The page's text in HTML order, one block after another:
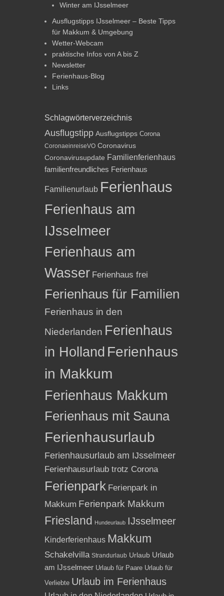
Winter am IJsselmeer
Ausflugstipps IJsselmeer – Beste Tipps
für Makkum & Umgebung
Wetter-Webcam
praktische Infos von A bis Z
Newsletter
Ferienhaus-Blog
Links
Schlagwörterverzeichnis
Ausflugstipp Ausflugstipps Corona
CoronaeinreiseVO Coronavirus
Coronavirusupdate Familienferienhaus
familienfreundliches Ferienhaus
Familienurlaub Ferienhaus
Ferienhaus am
IJsselmeer
Ferienhaus am
Wasser Ferienhaus frei
Ferienhaus für Familien
Ferienhaus in den
Niederlanden Ferienhaus
in Holland Ferienhaus
in Makkum
Ferienhaus Makkum
Ferienhaus mit Sauna
Ferienhausurlaub
Ferienhausurlaub am IJsselmeer
Ferienhausurlaub trotz Corona
Ferienpark Ferienpark in
Makkum Ferienpark Makkum
Friesland Hundeurlaub IJsselmeer
Kinderferienhaus Makkum
Schakelvilla Strandurlaub Urlaub Urlaub
am IJsselmeer Urlaub für Paare Urlaub für
Verliebte Urlaub im Ferienhaus